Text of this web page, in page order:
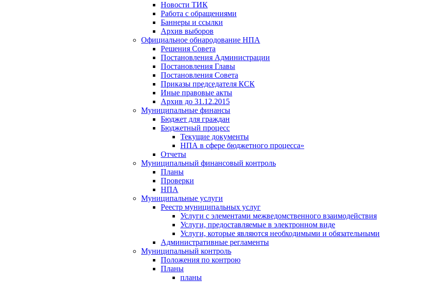
Новости ТИК
Работа с обращениями
Баннеры и ссылки
Архив выборов
Официальное обнародование НПА
Решения Совета
Постановления Администрации
Постановления Главы
Постановления Совета
Приказы председателя КСК
Иные правовые акты
Архив до 31.12.2015
Муниципальные финансы
Бюджет для граждан
Бюджетный процесс
Текущие документы
НПА в сфере бюджетного процесса»
Отчеты
Муниципальный финансовый контроль
Планы
Проверки
НПА
Муниципальные услуги
Реестр муниципальных услуг
Услуги с элементами межведомственного взаимодействия
Услуги, предоставляемые в электронном виде
Услуги, которые являются необходимыми и обязательными
Административные регламенты
Муниципальный контроль
Положения по контрою
Планы
планы